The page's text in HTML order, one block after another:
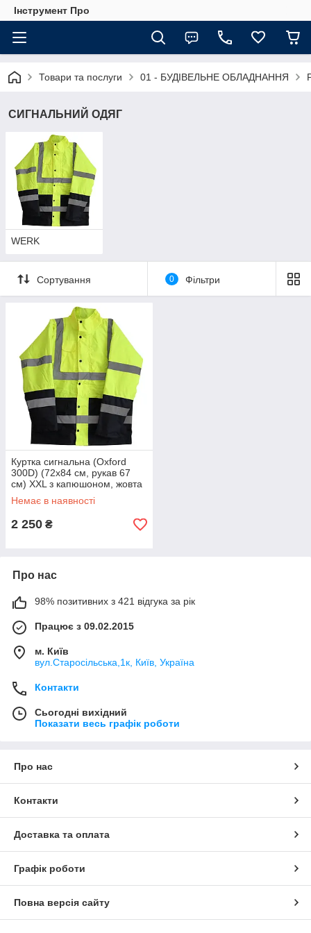
Інструмент Про
Товари та послуги 01 - БУДІВЕЛЬНЕ ОБЛАДНАННЯ
СИГНАЛЬНИЙ ОДЯГ
WERK
Сортування 0 Фільтри
Куртка сигнальна (Oxford
300D) (72х84 см, рукав 67
см) XXL з капюшоном, жовта
WERK 50555
Немає в наявності
2 250 ₴
Про нас
98% позитивних з 421 відгука за рік
Працює з 09.02.2015
м. Київ
вул.Старосільська,1к, Київ, Україна
Контакти
Сьогодні вихідний
Показати весь графік роботи
Про нас
Контакти
Доставка та оплата
Графік роботи
Повна версія сайту